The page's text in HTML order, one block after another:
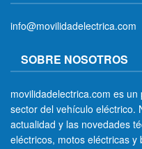
info@movilidadelectrica.com
SOBRE NOSOTROS
movilidadelectrica.com es
sector del vehículo eléctrico.
actualidad y las novedades
eléctricos, motos eléctricas